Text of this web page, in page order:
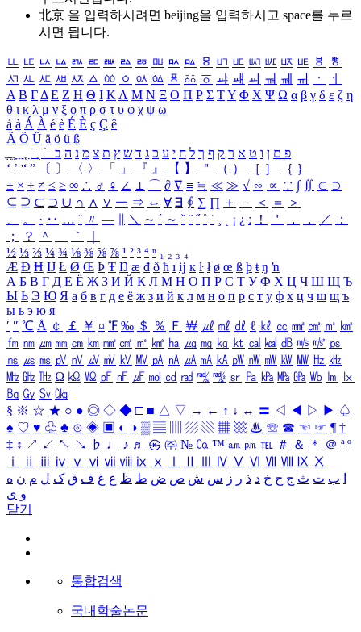
北京 을 입력하시려면 beijing을 입력하시고 space를 누르
시면 됩니다.
ㅥ ㅦ ㅧ ㅨ ㅩ ㅪ ㅫ ㅬ ㅭ ㅮ ㅯ ㅰ ㅱ ㅲ ㅳ ㅴ ㅵ ㅶ ㅷ ㅸ
ㅹ
ㅺ ㅻ ㅼ ㅽ ㅾ ㅿ ㆀ ㆁ ㆂ ㆃ ㆄ ㆅ ㆆ ㆇ ㆈ ㆉ ㆊ ㆋ ㆌ ㆍ
ㆎ
Α Β ΓΔ Ε Ζ Η Θ Ι ΚΛ Μ Ν Ξ Ο Π Ρ Σ ΤΥ Φ Χ Ψ Ω α β γ δ ε ζ η
θ ι κ λ μ ν ξ ο π ρ σ τ υ φ χ ψ ω
á à Á À é è É È ç Ç ê
Ä Ö Ü ä ö ü ß
ִֶֹ ֻּ ׁׂ פ ם ן ו ט א ר ק ף ך ל ח י ע כ ג ד ש ץ ת צ מ נ ה ב
‘ ’ “ ” 〔 〕 〈 〉 「 」 『 』 【 】 ＂ （ ） ［ ］ ｛ ｝
± × ÷ ≠ ≤ ≥ ∞ ∴ ♂ ♀ ∠ ⊥ ⌒ ∂ ∇ ≡ ≒ ≪ ≫ √ ∽ ∝ ∵ ∫ ∬ ∈ ∋
⊆ ⊇ ⊂ ⊃ ∪ ∩ ∧ ∨ ￢ ⇒ ⇔ ∀ ∃ ∮ ∑ ∏ ＋ － ＜ ＝
＞
、
。 · ‥ … ¨ 〃 ― ＼ ∼ ´ ～ ˇ ˘ ˝ ˚ ˙ ¸ ¡ ¿ ː ！ ＇ ， ． ／
：
；
？ ＾ ｀
½ ⅓ ⅔ ¼ ¾ ⅛ ⅜ ⅝ ⅞ ¹ ² ³ ⁴ ⁿ ₁ ₂ ₃ ₄
Æ Ð Ħ Ĳ Ł Ø Œ Þ Ŧ Ŋ æ đ ð ħ ı ĳ ĸ ŀ ł ø œ ß þ ŧ ŋ ŉ
А Б В Г Д Е Ё Ж З И Й К Л М Н О П Р С Т У Ф Х Ц Ч Ш Щ Ъ
Ы Ь Э Ю Я а б в г д е ё ж з и й к л м н о п р с т у ф х ц ч ш щ ъ
ы ь э ю я
′ ″ ℃ Å ￠ ￡ ￥ ¤ ℉ ‰ ＄ ％ Ｆ ￦ ㎕ ㎖ ㎗ ℓ ㎘ ㏄ ㎣ ㎤ ㎥ ㎦
㎙ ㎚ ㎛ ㎜ ㎝ ㎞ ㎟ ㎠ ㎡ ㎢ ㏊ ㎍ ㎎ ㎏ ㏏ ㎈ ㎉ ㏈ ㎧ ㎨ ㎰
㎱ ㎲ ㎳ ㎴ ㎵ ㎶ ㎷ ㎸ ㎹ ㎀ ㎁ ㎂ ㎃ ㎄ ㎺ ㎻ ㎽ ㎾ ㎿ ㎐ ㎑
㎒ ㎓ ㎔ Ω ㏀ ㏁ ㎊ ㎋ ㎌ ㏖ ㏅ ㎭ ㎮ ㎯ ㏛ ㎩ ㎪ ㎫ ㎬ ㏝ ㏐
㏓
㏃ ㏉ ㏜ ㏆
§ ※ ☆ ★ ○ ● ◎ ◇ ◆ □ ■ △ ▽ → ← ↑ ↓ ↔ 〓 ◁ ◀ ▷ ▶ ♤
♠ ♡ ♥ ♧ ♣ ⊙ ◈ ▣ ◐ ◑ ▒ ▤ ▨ ▧ ▦ ▩ ♨ ☏ ☎ ☜ ☞ ¶ †
‡ ↕ ↗ ↙ ↖ ↘ ♭ ♩ ♪ ♬ ㉿ ㈜ № ㏇ ™ ㏂ ㏘ ℡ ＃ ＆ ＊ ＠ ª º
ⅰ
ⅱ ⅲ ⅳ ⅴ ⅵ ⅶ ⅷ ⅸ ⅹ Ⅳ Ⅴ Ⅵ Ⅶ Ⅷ Ⅸ Ⅹ
ب ت ث ج ح خ د ذ ر ز س ش ص ض ط ظ ع غ ف ق ک ل م ن ه
و ی
닫기
통합검색
국내학술논문